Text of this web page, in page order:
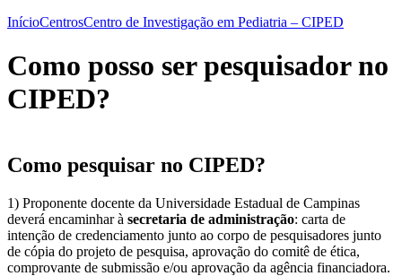
InícioCentrosCentro de Investigação em Pediatria – CIPED
Como posso ser pesquisador no
CIPED?
Como pesquisar no CIPED?
1) Proponente docente da Universidade Estadual de Campinas
deverá encaminhar à secretaria de administração: carta de
intenção de credenciamento junto ao corpo de pesquisadores junto
de cópia do projeto de pesquisa, aprovação do comitê de ética,
comprovante de submissão e/ou aprovação da agência financiadora.